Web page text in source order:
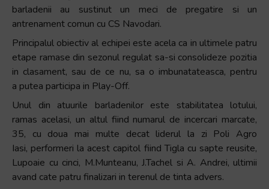
ajuta
interacționați
conținutul.
barladenii au sustinut un meci de pregatire si un
antrenament comun cu CS Navodari.
Principalul obiectiv al echipei este acela ca in ultimele patru
etape ramase din sezonul regulat sa-si consolideze pozitia
in clasament, sau de ce nu, sa o imbunatateasca, pentru
a putea participa in Play-Off.
Unul din atuurile barladenilor este stabilitatea lotului,
ramas acelasi, un altul fiind numarul de incercari marcate,
35, cu doua mai multe decat liderul la zi Poli Agro
Iasi, performeri la acest capitol fiind Tigla cu sapte reusite,
Lupoaie cu cinci, M.Munteanu, J.Tachel si A. Andrei, ultimii
avand cate patru finalizari in terenul de tinta advers.